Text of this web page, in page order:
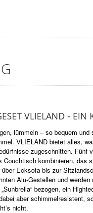
VLIELAND - EIN
lümmeln – so bequem
VLIELAND bietet alles,
zugeschnitten. Fünf
Couchtisch kombinieren, das
Ecksofa bis zur
Alu-Gestellen und
bezogen, ein
aber schimmelresistent,
nicht.